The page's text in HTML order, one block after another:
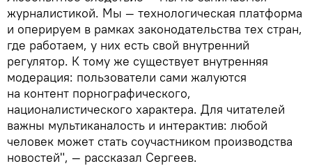
журналистикой. Мы — технологическая платформа
и оперируем в рамках законодательства тех стран,
где работаем, у них есть свой внутренний
регулятор. К тому же существует внутренняя
модерация: пользователи сами жалуются
на контент порнографического,
националистического характера. Для читателей
важны мультиканалость и интерактив: любой
человек может стать соучастником производства
новостей", — рассказал Сергеев.